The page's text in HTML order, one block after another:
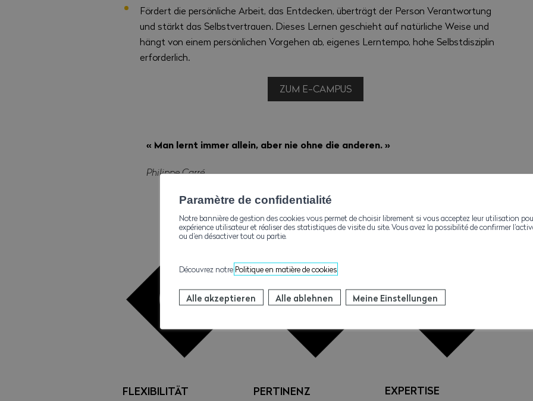
Fördert die persönliche Arbeit, das Entdecken, überträgt der Person Verantwortung
und stärkt das Selbstvertrauen. Dieses Lernen geschieht auf natürliche Weise und
hängt von einem persönlichen Vorgehen ab, eigenes Lerntempo, hohe Selbstdisziplin
erforderlich.
ZUM E-CAMPUS
« Man lernt immer allein, aber nie ohne die anderen.»
Philippe Carré
FLEXIBILITÄT PERTINENZ EXPERTISE
Paramètre de confidentialité
Notre bannière de gestion des cookies vous permet de choisir librement si vous acceptez leur utilisation
expérience utilisateur et réaliser des statistiques de visite du site. Vous avez la possibilité de confirmer
ou d’en désactiver tout ou partie.
Découvrez notre Politique en matière de cookies
Alle akzeptieren Alle ablehnen Meine Einstellungen